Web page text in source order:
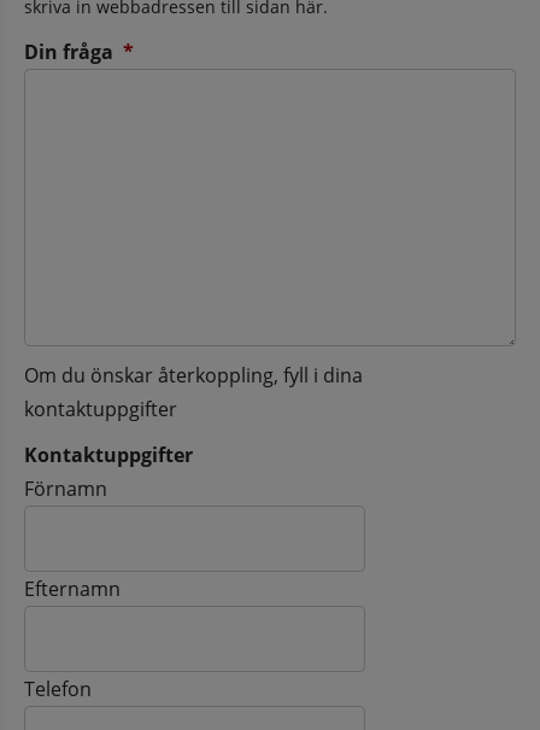
skriva in webbadressen till sidan här.
Din fråga *
Om du önskar återkoppling, fyll i dina
kontaktuppgifter
Kontaktuppgifter
Kontaktuppgifter
Förnamn
Efternamn
Telefon